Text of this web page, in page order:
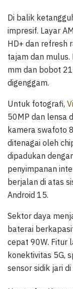
Di balik
impresif. Layar
HD+ dan refresh
tajam dan
mm dan bobot
digenggam.
Untuk fotografi,
50MP dan lensa
kamera swafoto
ditenagai oleh
dipadukan
penyimpanan
berjalan di atas
Android 15.
Sektor daya
baterai
cepat 90W. Fitur
konektivitas 5G,
sensor sidik jari